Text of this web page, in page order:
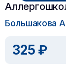
Большакова
325 ₽